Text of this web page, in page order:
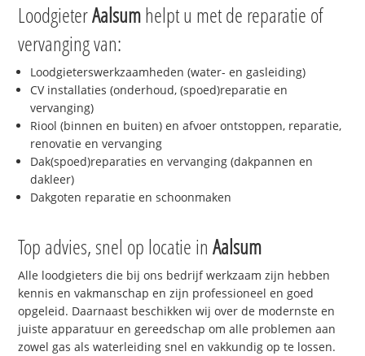
LoodgieterAalsumhelpt u met de reparatie of
vervanging van:
Loodgieterswerkzaamheden (water- en gasleiding)
CV installaties (onderhoud, (spoed)reparatie en
vervanging)
Riool (binnen en buiten) en afvoer ontstoppen, reparatie,
renovatie en vervanging
Dak(spoed)reparaties en vervanging (dakpannen en
dakleer)
Dakgoten reparatie en schoonmaken
Top advies, snel op locatie inAalsum
Alle loodgieters die bij ons bedrijf werkzaam zijn hebben
kennis en vakmanschap en zijn professioneel en goed
opgeleid. Daarnaast beschikken wij over de modernste en
juiste apparatuur en gereedschap om alle problemen aan
zowel gas als waterleiding snel en vakkundig op te lossen.